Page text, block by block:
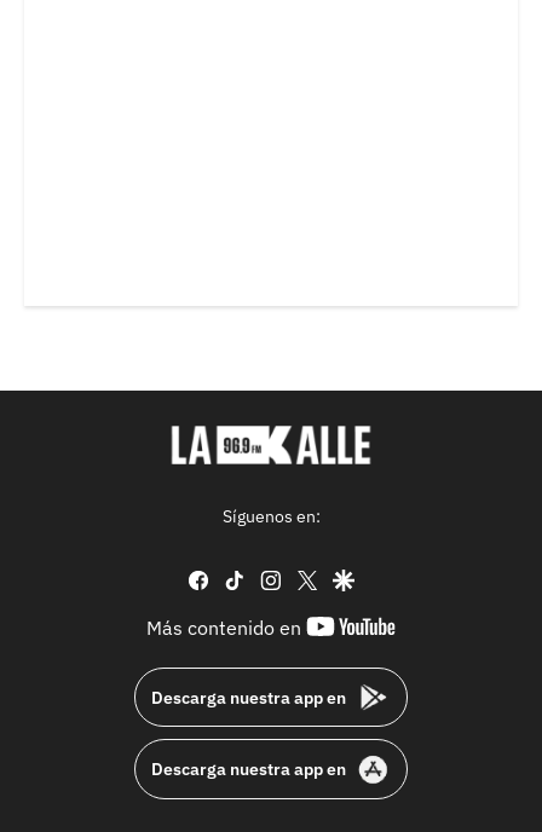
Síguenos en:
facebook
tiktok instagram
twittergoogle
Más contenido en
youtube-
Descarga nuestra app en
Descarga nuestra app en